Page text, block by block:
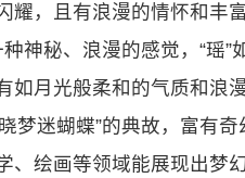
耀，且有浪漫的情怀和丰
种神秘、浪漫的感觉，“瑶
如月光般柔和的气质和浪漫
梦迷蝴蝶”的典故，富有
、绘画等领域能展现出梦幻